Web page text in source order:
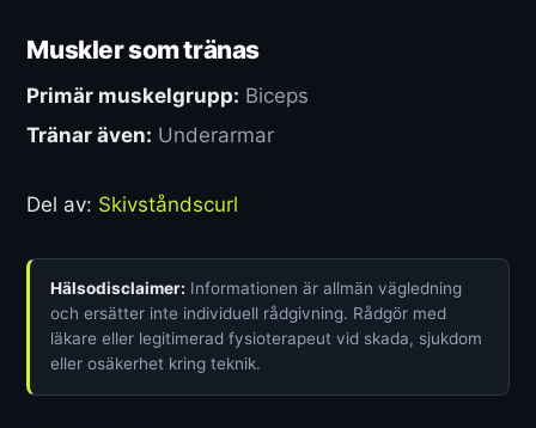
Muskler som tränas
Primär muskelgrupp: Biceps
Tränar även: Underarmar
Del av: Skivståndscurl
Hälsodisclaimer: Informationen är allmän vägledning
och ersätter inte individuell rådgivning. Rådgör med
läkare eller legitimerad fysioterapeut vid skada, sjukdom
eller osäkerhet kring teknik.